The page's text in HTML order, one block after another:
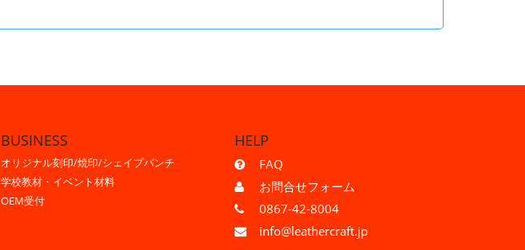
BUSINESS
オリジナル刻印/焼印/シェイプパンチ
学校教材・イベント材料
OEM受付
HELP
FAQ
お問合せフォーム
0867-42-8004
info@leathercraft.jp